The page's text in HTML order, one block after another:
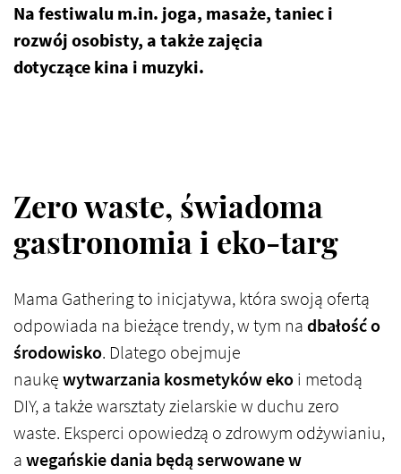
Na festiwalu m.in. joga, masaże, taniec i
rozwój osobisty, a także zajęcia
dotyczące kina i muzyki.
Zero waste, świadoma
gastronomia i eko-targ
Mama Gathering to inicjatywa, która swoją ofertą
odpowiada na bieżące trendy, w tym nadbałość o
środowisko. Dlatego obejmuje
naukęwytwarzania kosmetyków ekoi metodą
DIY, a także warsztaty zielarskie w duchu zero
waste. Eksperci opowiedzą o zdrowym odżywianiu,
awegańskie dania będą serwowane w